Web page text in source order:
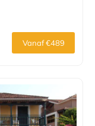
Vanaf €489